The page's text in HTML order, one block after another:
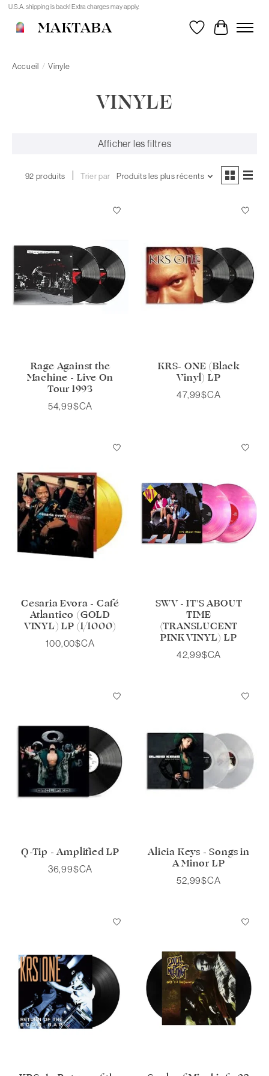
U.S.A. shipping is back! Extra charges may apply.
MAKTABA Liste de souhaits
Panier
Accueil / Vinyle
VINYLE
Afficher les filtres
92 produits Trier par Produits les plus récents
Rage Against the
Machine - Live On
Tour 1993
54,99$CA
KRS- ONE (Black
Vinyl) LP
47,99$CA
Cesaria Evora - Café
Atlantico (GOLD
VINYL) LP (1/1000)
100,00$CA
SWV - IT'S ABOUT
TIME
(TRANSLUCENT
PINK VINYL) LP
42,99$CA
Q-Tip - Amplified LP
36,99$CA
Alicia Keys - Songs in
A Minor LP
52,99$CA